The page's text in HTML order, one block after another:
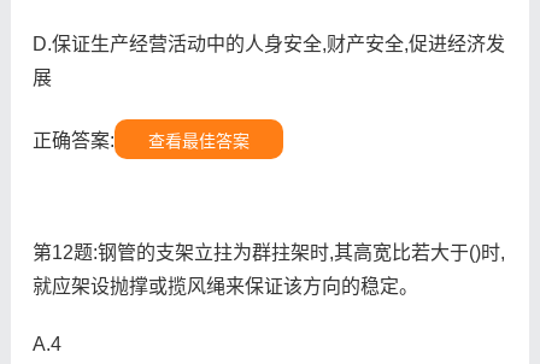
D.保证生产经营活动中的人身安全,财产安全,促进经济发
展
正确答案: 查看最佳答案
第12题:钢管的支架立拄为群拄架时,其高宽比若大于()时,
就应架设抛撑或揽风绳来保证该方向的稳定。
A.4